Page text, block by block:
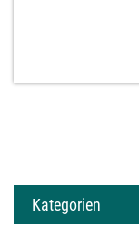
Kategorien